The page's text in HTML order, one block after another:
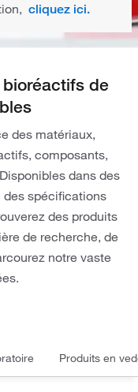
cliquez ici.
de
des matériaux,
composants,
dans des
spécifications
des produits
de recherche, de
notre vaste
Produits en